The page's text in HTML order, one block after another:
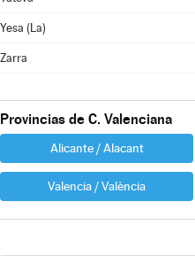
Yesa (La)
Zarra
Provincias de C. Valenciana
Alicante / Alacant
Valencia / València